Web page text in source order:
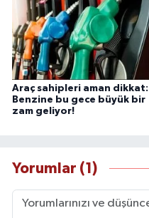
Araç sahipleri aman dikkat:
Benzine bu gece büyük bir
zam geliyor!
Yorumlar (1)